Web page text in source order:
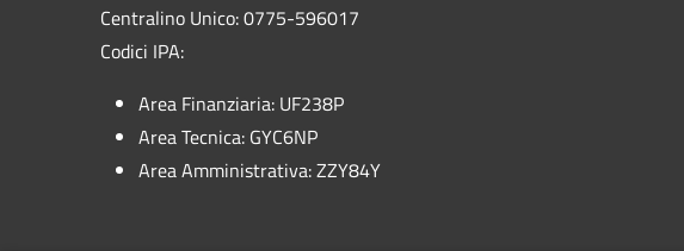
Centralino Unico: 0775-596017
Codici IPA:
Area Finanziaria: UF238P
Area Tecnica: GYC6NP
Area Amministrativa: ZZY84Y